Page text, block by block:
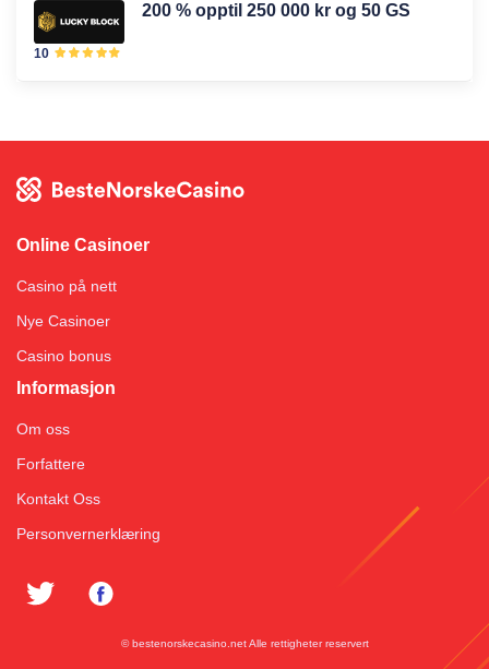
200 % opptil 250 000 kr og 50 GS
10
Online Casinoer
Casino på nett
Nye Casinoer
Casino bonus
Informasjon
Om oss
Forfattere
Kontakt Oss
Personvernerklæring
© bestenorskecasino.net Alle rettigheter reservert